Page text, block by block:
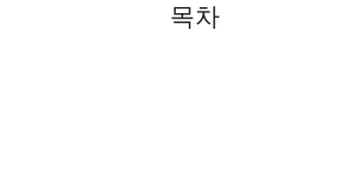
목차